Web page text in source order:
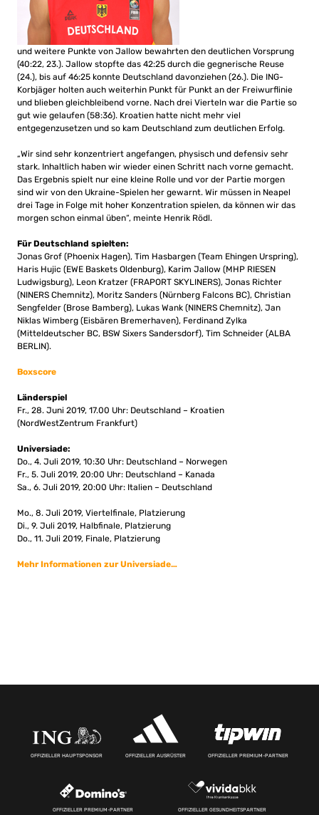
und weitere Punkte von Jallow bewahrten den deutlichen Vorsprung
(40:22, 23.). Jallow stopfte das 42:25 durch die gegnerische Reuse
(24.), bis auf 46:25 konnte Deutschland davonziehen (26.). Die ING-
Korbjäger holten auch weiterhin Punkt für Punkt an der Freiwurflinie
und blieben gleichbleibend vorne. Nach drei Vierteln war die Partie so
gut wie gelaufen (58:36). Kroatien hatte nicht mehr viel
entgegenzusetzen und so kam Deutschland zum deutlichen Erfolg.
„Wir sind sehr konzentriert angefangen, physisch und defensiv sehr
stark. Inhaltlich haben wir wieder einen Schritt nach vorne gemacht.
Das Ergebnis spielt nur eine kleine Rolle und vor der Partie morgen
sind wir von den Ukraine-Spielen her gewarnt. Wir müssen in Neapel
drei Tage in Folge mit hoher Konzentration spielen, da können wir das
morgen schon einmal üben“, meinte Henrik Rödl.
Für Deutschland spielten:
Jonas Grof (Phoenix Hagen), Tim Hasbargen (Team Ehingen Urspring),
Haris Hujic (EWE Baskets Oldenburg), Karim Jallow (MHP RIESEN
Ludwigsburg), Leon Kratzer (FRAPORT SKYLINERS), Jonas Richter
(NINERS Chemnitz), Moritz Sanders (Nürnberg Falcons BC), Christian
Sengfelder (Brose Bamberg), Lukas Wank (NINERS Chemnitz), Jan
Niklas Wimberg (Eisbären Bremerhaven), Ferdinand Zylka
(Mitteldeutscher BC, BSW Sixers Sandersdorf), Tim Schneider (ALBA
BERLIN).
Boxscore
Länderspiel
Fr., 28. Juni 2019, 17.00 Uhr: Deutschland – Kroatien
(NordWestZentrum Frankfurt)
Universiade:
Do., 4. Juli 2019, 10:30 Uhr: Deutschland – Norwegen
Fr., 5. Juli 2019, 20:00 Uhr: Deutschland – Kanada
Sa., 6. Juli 2019, 20:00 Uhr: Italien – Deutschland
Mo., 8. Juli 2019, Viertelfinale, Platzierung
Di., 9. Juli 2019, Halbfinale, Platzierung
Do., 11. Juli 2019, Finale, Platzierung
Mehr Informationen zur Universiade…
OFFIZIELLER HAUPTSPONSOR OFFIZIELLER AUSRÜSTER OFFIZIELLER PREMIUM-PARTNER
OFFIZIELLER PREMIUM-PARTNER OFFIZIELLER GESUNDHEITSPARTNER